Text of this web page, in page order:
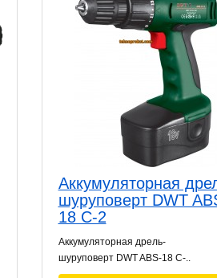
Аккумуляторная
шуруповерт DWT
18 C-2
Аккумуляторная дрель-
шуруповерт DWT ABS-18 C-..